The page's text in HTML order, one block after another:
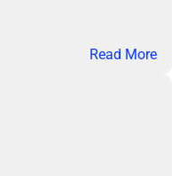
Read More：